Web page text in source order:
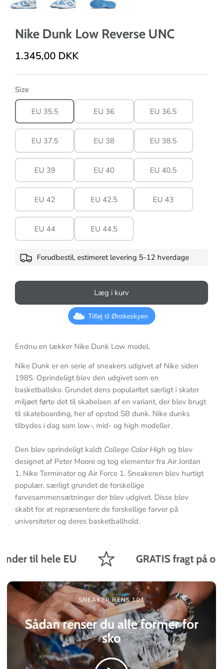
Nike Dunk Low Reverse UNC
1.345,00 DKK
Size
EU 35.5 EU 36 EU 36.5
EU 37.5 EU 38 EU 38.5
EU 39 EU 40 EU 40.5
EU 42 EU 42.5 EU 43
EU 44 EU 44.5
Forudbestil, estimeret levering 5-12 hverdage
Læg i kurv
Tilføj til Ønskeskyen
Endnu en lækker Nike Dunk Low model.
Nike Dunk er en serie af sneakers udgivet af Nike siden
1985. Oprindeligt blev den udgivet som en
basketballsko. Grundet dens popularitet særligt i skater
miljøet førte det til skabelsen af en variant, der blev brugt
til skateboarding, her af opstod SB dunk. Nike dunks
tilbydes i dag som low-, mid- og high modeller.
Den blev oprindeligt kaldt College Color High og blev
designet af Peter Moore og tog elementer fra Air Jordan
1, Nike Terminator og Air Force 1. Sneakeren blev hurtigt
populær, særligt grundet de forskellige
farvesammensætninger der blev udgivet. Disse blev
skabt for at repræsentere de forskellige farver på
universiteter og deres basketballhold.
til hele EU GRATIS fragt på
SNEAKER RENS 101
Sådan renser du alle former for
sko